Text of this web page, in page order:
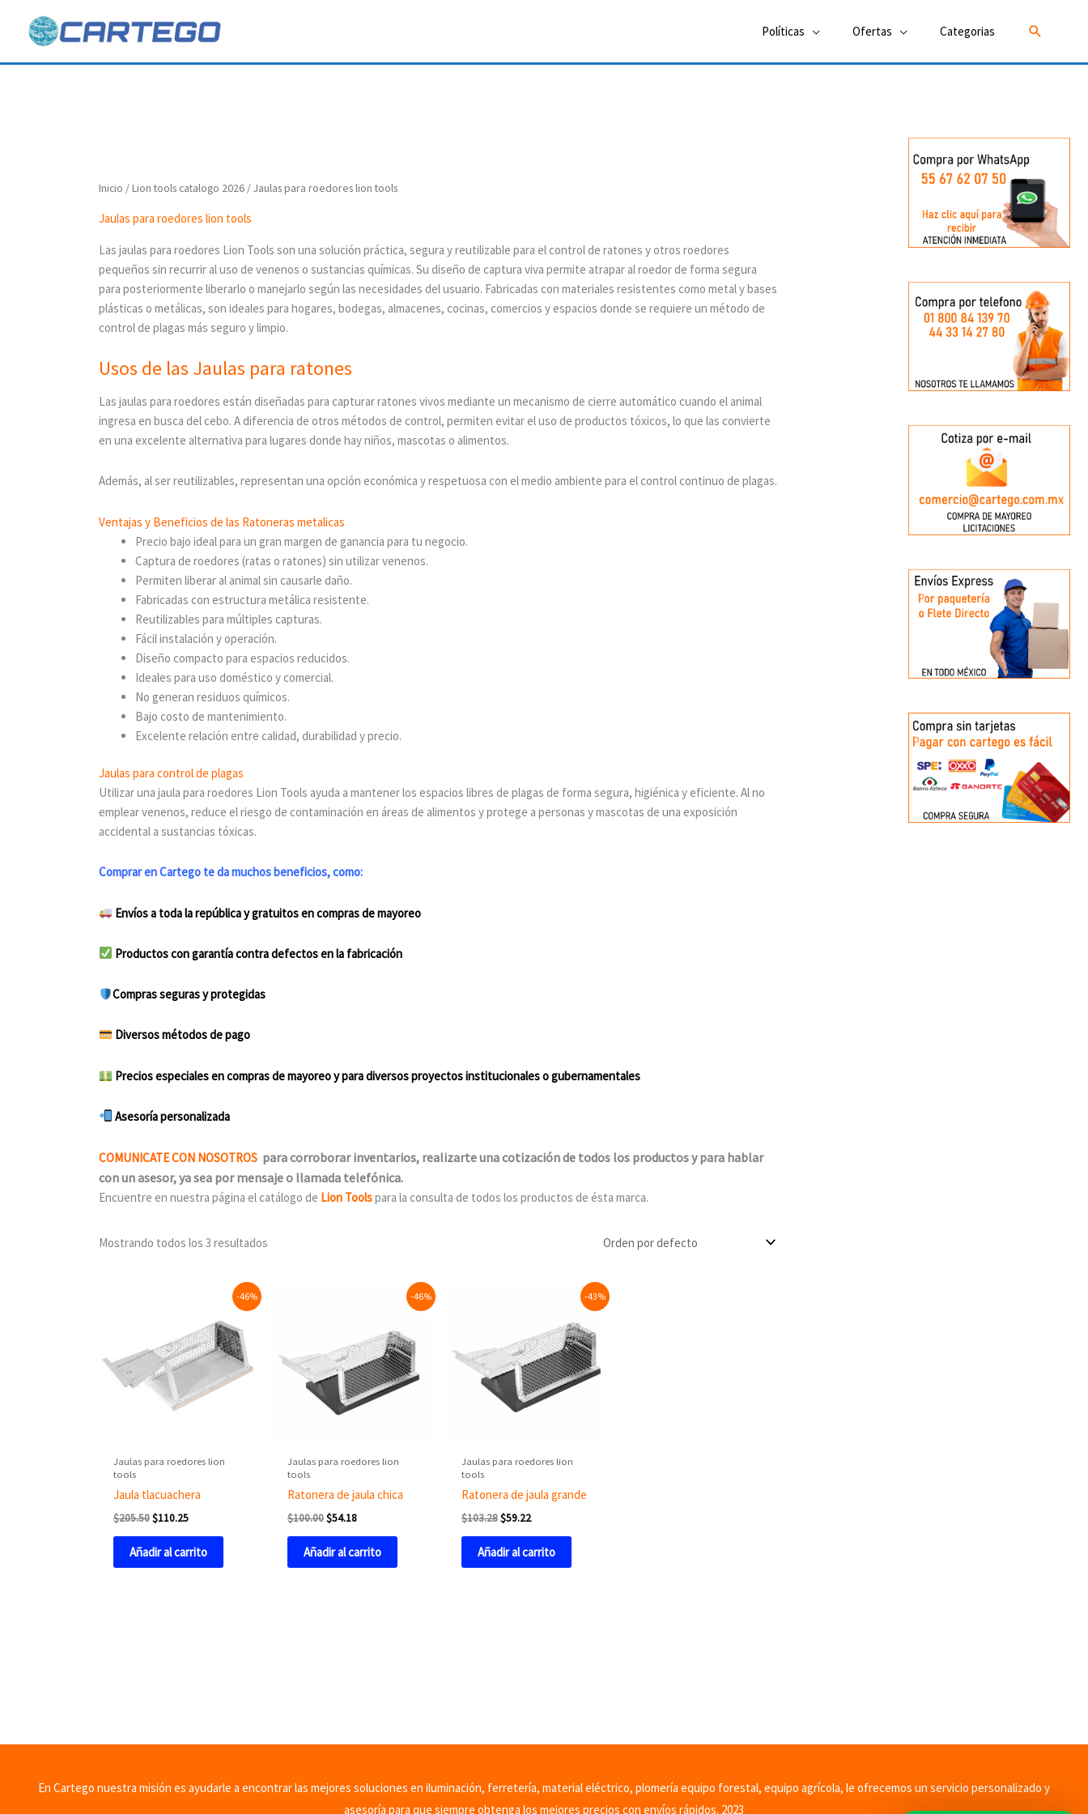
contenido
Políticas Ofertas Categorias Buscar
Inicio /Lion tools catalogo 2026 / Jaulas para roedores lion tools
Jaulas para roedores lion tools
Las jaulas para roedores Lion Tools son una solución práctica, segura y reutilizable para el control de ratones y otros roedores
pequeños sin recurrir al uso de venenos o sustancias químicas. Su diseño de captura viva permite atrapar al roedor de forma segura
para posteriormente liberarlo o manejarlo según las necesidades del usuario. Fabricadas con materiales resistentes como metal y bases
plásticas o metálicas, son ideales para hogares, bodegas, almacenes, cocinas, comercios y espacios donde se requiere un método de
control de plagas más seguro y limpio.
Usos de las Jaulas para ratones
Las jaulas para roedores están diseñadas para capturar ratones vivos mediante un mecanismo de cierre automático cuando el animal
ingresa en busca del cebo. A diferencia de otros métodos de control, permiten evitar el uso de productos tóxicos, lo que las convierte
en una excelente alternativa para lugares donde hay niños, mascotas o alimentos.
Además, al ser reutilizables, representan una opción económica y respetuosa con el medio ambiente para el control continuo de plagas.
Ventajas y Beneficios de las Ratoneras metalicas
Precio bajo ideal para un gran margen de ganancia para tu negocio.
Captura de roedores (ratas o ratones) sin utilizar venenos.
Permiten liberar al animal sin causarle daño.
Fabricadas con estructura metálica resistente.
Reutilizables para múltiples capturas.
Fácil instalación y operación.
Diseño compacto para espacios reducidos.
Ideales para uso doméstico y comercial.
No generan residuos químicos.
Bajo costo de mantenimiento.
Excelente relación entre calidad, durabilidad y precio.
Jaulas para control de plagas
Utilizar una jaula para roedores Lion Tools ayuda a mantener los espacios libres de plagas de forma segura, higiénica y eficiente. Al no
emplear venenos, reduce el riesgo de contaminación en áreas de alimentos y protege a personas y mascotas de una exposición
accidental a sustancias tóxicas.
Comprar en Cartego te da muchos beneficios, como:
Envíos a toda la república y gratuitos en compras de mayoreo
Productos con garantía contra defectos en la fabricación
Compras seguras y protegidas
Diversos métodos de pago
Precios especiales en compras de mayoreo y para diversos proyectos institucionales o gubernamentales
Asesoría personalizada
COMUNICATE CON NOSOTROS para corroborar inventarios, realizarte una cotización de todos los productos y para hablar
con un asesor, ya sea por mensaje o llamada telefónica.
Encuentre en nuestra página el catálogo de Lion Toolspara la consulta de todos los productos de ésta marca.
Mostrando todos los 3 resultados
-46%
Jaulas para roedores lion
tools
Jaula tlacuachera
$205.50
$205.50.
$110.25
$110.25.
Añadir al carrito
-46%
Jaulas para roedores lion
tools
Ratonera de jaula chica
$100.00$54.18
$54.18.
Añadir al carrito
-43%
Jaulas para roedores lion
tools
Ratonera de jaula grande
$103.28
$103.28.
$59.22
$59.22.
Añadir al carrito
En Cartego nuestra misión es ayudarle a encontrar las mejores soluciones en iluminación, ferretería, material eléctrico, plomería equipo forestal, equipo agrícola, le ofrecemos un servicio personalizado y
asesoría para que siempre obtenga los mejores precios con envíos rápidos. 2023